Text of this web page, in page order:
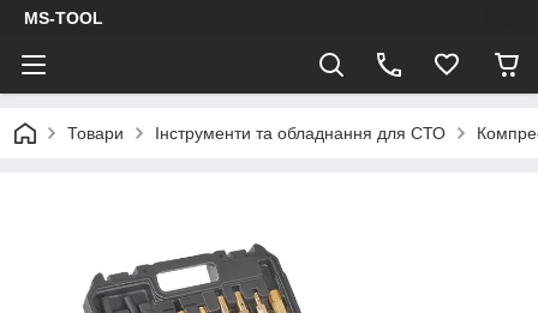
MS-TOOL
Товари Інструменти та обладнання для СТО